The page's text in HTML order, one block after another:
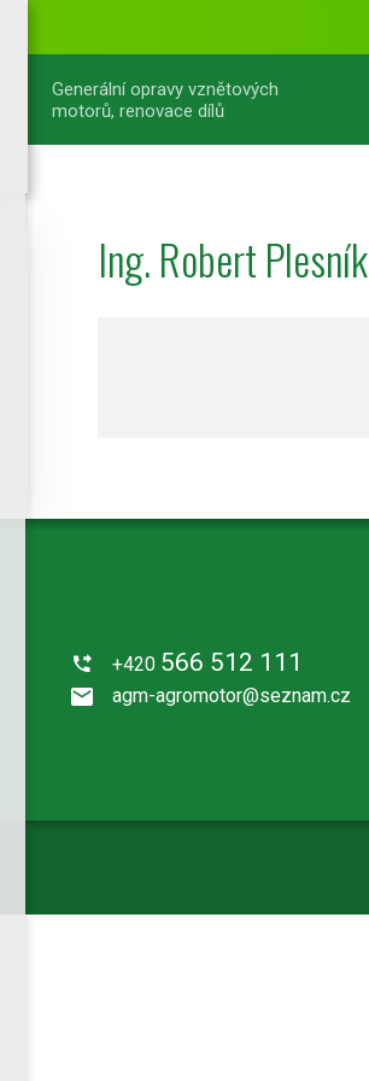
Generální opravy vznětových
motorů, renovace dílů
Ing. Robert Plesník
+420 566 512 111
agm-agromotor@seznam.cz